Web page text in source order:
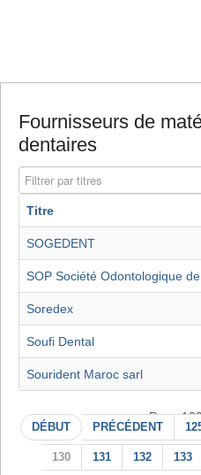
Fournisseurs de
dentaires
Filtrer par titres
Titre
SOGEDENT
SOP Société Odontologique
Soredex
Soufi Dental
Sourident Maroc sarl
Page
DÉBUT PRÉCÉDENT
130 131 132 133